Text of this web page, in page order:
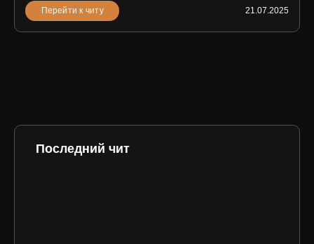
Перейти к читу 21.07.2025
Последний чит